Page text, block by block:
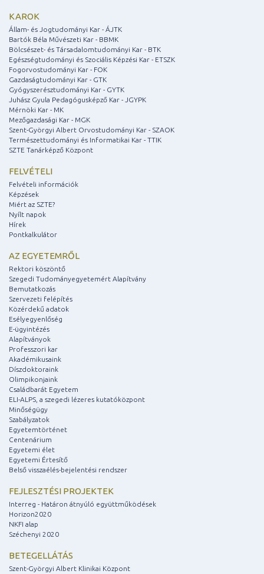
KAROK
Állam- és Jogtudományi Kar - ÁJTK
Bartók Béla Művészeti Kar - BBMK
Bölcsészet- és Társadalomtudományi Kar - BTK
Egészségtudományi és Szociális Képzési Kar - ETSZK
Fogorvostudományi Kar - FOK
Gazdaságtudományi Kar - GTK
Gyógyszerésztudományi Kar - GYTK
Juhász Gyula Pedagógusképző Kar - JGYPK
Mérnöki Kar - MK
Mezőgazdasági Kar - MGK
Szent-Györgyi Albert Orvostudományi Kar - SZAOK
Természettudományi és Informatikai Kar - TTIK
SZTE Tanárképző Központ
FELVÉTELI
Felvételi információk
Képzések
Miért az SZTE?
Nyílt napok
Hírek
Pontkalkulátor
AZ EGYETEMRŐL
Rektori köszöntő
Szegedi Tudományegyetemért Alapítvány
Bemutatkozás
Szervezeti felépítés
Közérdekű adatok
Esélyegyenlőség
E-ügyintézés
Alapítványok
Professzori kar
Akadémikusaink
Díszdoktoraink
Olimpikonjaink
Családbarát Egyetem
ELI-ALPS, a szegedi lézeres kutatóközpont
Minőségügy
Szabályzatok
Egyetemtörténet
Centenárium
Egyetemi élet
Egyetemi Értesítő
Belső visszaélés-bejelentési rendszer
FEJLESZTÉSI PROJEKTEK
Interreg - Határon átnyúló együttműködések
Horizon2020
NKFI alap
Széchenyi 2020
BETEGELLÁTÁS
Szent-Györgyi Albert Klinikai Központ